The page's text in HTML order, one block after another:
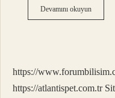
Devamını okuyunRakının
Içine
https://
https://atlantispet.com.tr